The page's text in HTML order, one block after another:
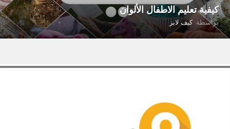
كيفية تعليم الاطفال الألوان
بواسطة كيف لابز